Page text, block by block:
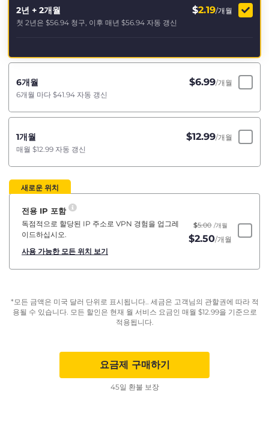
2년 + 2개월 $2.19/개월
첫 2년은 $56.94 청구, 이후 매년 $56.94 자동 갱신
6개월 $6.99/개월
6개월 마다 $41.94 자동 갱신
1개월 $12.99/개월
매월 $12.99 자동 갱신
새로운 위치
전용 IP 포함
독점적으로 할당된 IP 주소로 VPN 경험을 업그레
이드하십시오.
사용 가능한 모든 위치 보기
$5.00 /개월
$2.50/개월
*모든 금액은 미국 달러 단위로 표시됩니다.. 세금은 고객님의 관할권에 따라 적
용될 수 있습니다. 모든 할인은 현재 월 서비스 요금인 매월 $12.99을 기준으로
적용됩니다.
요금제 구매하기
45일 환불 보장